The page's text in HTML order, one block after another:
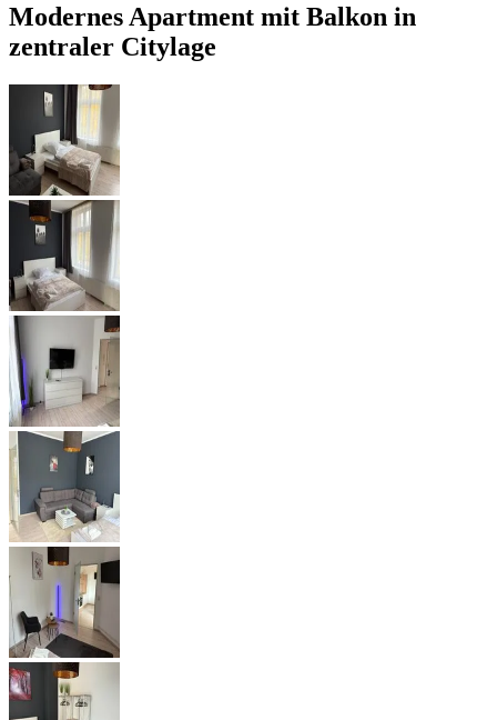
Modernes Apartment mit Balkon in
zentraler Citylage